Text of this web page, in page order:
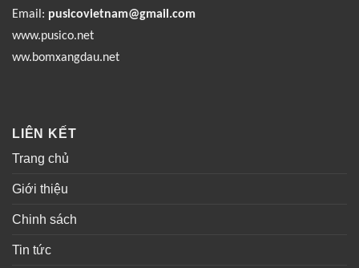
Email: pusicovietnam@gmail.com
www.pusico.net
ww.bomxangdau.net
LIÊN KẾT
Trang chủ
Giới thiệu
Chinh sách
Tin tức